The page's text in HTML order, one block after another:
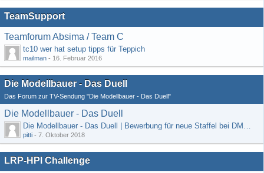
TeamSupport
Teamforum Absima / Team C
tc10 wer hat setup tipps für Teppich
mailman - 16. Februar 2016
Die Modellbauer - Das Duell
Das Forum zur TV-Sendung "Die Modellbauer - Das Duell"
Die Modellbauer - Das Duell
Die Modellbauer - Das Duell | Bewerbung für neue Staffel bei DMAX *Werbung*
pitti - 7. Oktober 2018
LRP-HPI Challenge